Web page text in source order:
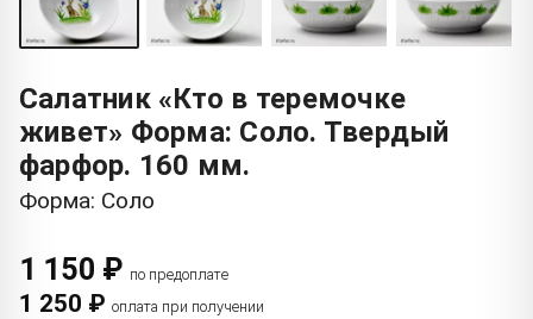
Салатник «Кто в теремочке
живет» Форма: Соло. Твердый
фарфор. 160 мм.
Форма: Соло
1 150 ₽ по предоплате
1 250 ₽ оплата при получении